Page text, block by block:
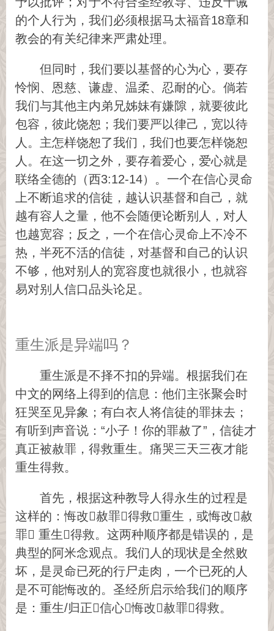
的个人行为，我们必须根据马太福音18章和
教会的有关纪律来严肃处理。
但同时，我们要以基督的心为心，要存
怜悯、恩慈、谦虚、温柔、忍耐的心。倘若
我们与其他主内弟兄姊妹有嫌隙，就要彼此
包容，彼此饶恕；我们要严以律己，宽以待
人。主怎样饶恕了我们，我们也要怎样饶恕
人。在这一切之外，要存着爱心，爱心就是
联络全德的（西3:12-14）。一个在信心灵命
上不断追求的信徒，越认识基督和自己，就
越有容人之量，他不会随便论断别人，对人
也越宽容；反之，一个在信心灵命上不冷不
热，半死不活的信徒，对基督和自己的认识
不够，他对别人的宽容度也就很小，也就容
易对别人信口品头论足。
重生派是异端吗？
重生派是不择不扣的异端。根据我们在
中文的网络上得到的信息：他们主张聚会时
狂哭至见异象；有白衣人将信徒的罪抹去；
有听到声音说：“小子！你的罪赦了”，信徒才
真正被赦罪，得救重生。痛哭三天三夜才能
重生得救。
首先，根据这种教导人得永生的过程是
这样的：悔改赦罪得救重生，或悔改赦
罪 重生得救。这两种顺序都是错误的，是
典型的阿米念观点。我们人的现状是全然败
坏，是灵命已死的行尸走肉，一个已死的人
是不可能悔改的。圣经所启示给我们的顺序
是：重生/归正信心悔改赦罪得救。